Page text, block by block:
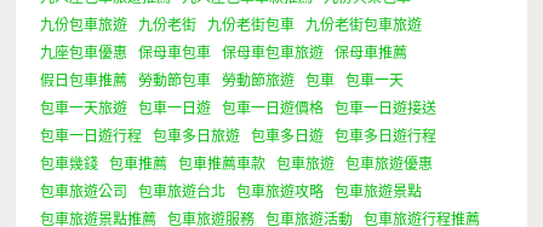
九份包車旅遊
九份老街 九份老街包車
九份老街包車旅遊
九座包車優惠
保母車包車 保母車包車旅遊
保母車推薦
假日包車推薦
勞動節包車 勞動節旅遊 包車
包車一天
包車一天旅遊
包車一日遊 包車一日遊價格
包車一日遊接送
包車一日遊行程
包車多日旅遊 包車多日遊
包車多日遊行程
包車幾錢
包車推薦 包車推薦車款 包車旅遊
包車旅遊優惠
包車旅遊公司
包車旅遊台北 包車旅遊攻略
包車旅遊景點
包車旅遊景點推薦
包車旅遊服務 包車旅遊活動
包車旅遊行程推薦